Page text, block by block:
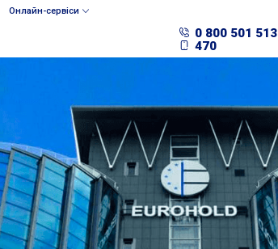
Онлайн-сервіси
0 800 501 513
470